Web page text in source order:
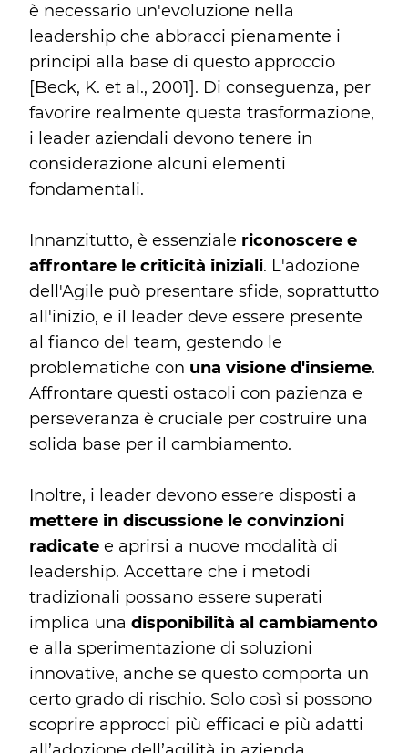
è necessario un'evoluzione nella
leadership che abbracci pienamente i
principi alla base di questo approccio
[Beck, K. et al., 2001]. Di conseguenza, per
favorire realmente questa trasformazione,
i leader aziendali devono tenere in
considerazione alcuni elementi
fondamentali.
Innanzitutto, è essenziale riconoscere e
affrontare le criticità iniziali. L'adozione
dell'Agile può presentare sfide, soprattutto
all'inizio, e il leader deve essere presente
al fianco del team, gestendo le
problematiche con una visione d'insieme.
Affrontare questi ostacoli con pazienza e
perseveranza è cruciale per costruire una
solida base per il cambiamento.
Inoltre, i leader devono essere disposti a
mettere in discussione le convinzioni
radicate e aprirsi a nuove modalità di
leadership. Accettare che i metodi
tradizionali possano essere superati
implica una disponibilità al cambiamento
e alla sperimentazione di soluzioni
innovative, anche se questo comporta un
certo grado di rischio. Solo così si possono
scoprire approcci più efficaci e più adatti